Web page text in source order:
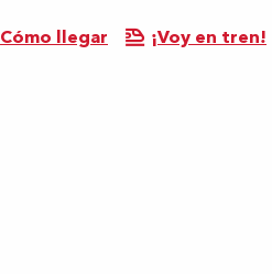
Cómo llegar ¡Voy en tren!